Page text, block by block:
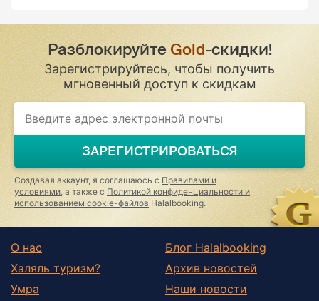
Разблокируйте Gold-скидки!
Зарегистрируйтесь, чтобы получить
мгновенный доступ к скидкам
ЗАРЕГИСТРИРОВАТЬСЯ
Создавая аккаунт, я соглашаюсь с Правилами и
условиями , а также с Политикой конфиденциальности и
использованием cookie-файлов Halalbooking.
О нас
Халяль туризм?
Умра
Блог Halalbooking
Архив новостей
Наши новости